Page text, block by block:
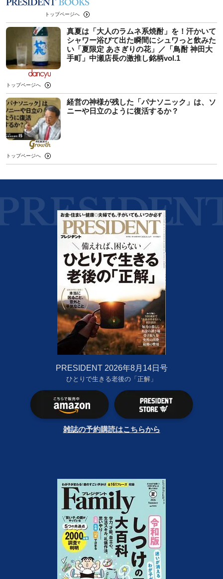
トップページへ
真夏は「大人のラムネ系焼酎」を！汗かいて
シャワー浴びて出た瞬間にシュワっと飲みた
い「夏限定 あさぎりの花」／「鳥酎 神田大
手町」中瀬店長の激推し銘柄vol.1
トップページへ
経営の神様が残した「パナソニック」は、ソ
ニーや日立のように復活するか？
トップページへ
PRESIDENT 2026年8月14日号
ひとりで生きる老後の「正解」
雑誌の予約購読はこちらから